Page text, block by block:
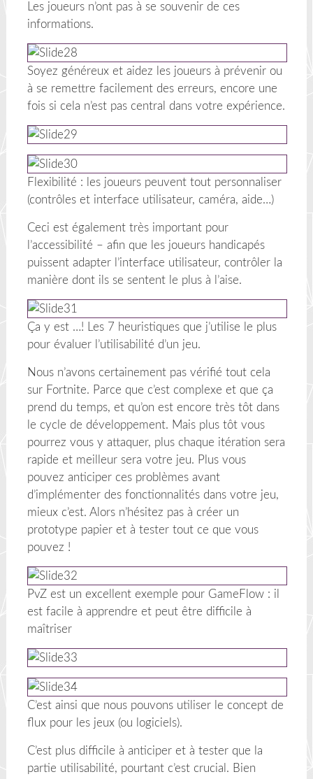
Les joueurs n’ont pas à se souvenir de ces
informations.
Soyez généreux et aidez les joueurs à prévenir ou
à se remettre facilement des erreurs, encore une
fois si cela n’est pas central dans votre expérience.
Flexibilité : les joueurs peuvent tout personnaliser
(contrôles et interface utilisateur, caméra, aide…)
Ceci est également très important pour
l’accessibilité – afin que les joueurs handicapés
puissent adapter l’interface utilisateur, contrôler la
manière dont ils se sentent le plus à l’aise.
Ça y est …! Les 7 heuristiques que j’utilise le plus
pour évaluer l’utilisabilité d’un jeu.
Nous n’avons certainement pas vérifié tout cela
sur Fortnite. Parce que c’est complexe et que ça
prend du temps, et qu’on est encore très tôt dans
le cycle de développement. Mais plus tôt vous
pourrez vous y attaquer, plus chaque itération sera
rapide et meilleur sera votre jeu. Plus vous
pouvez anticiper ces problèmes avant
d’implémenter des fonctionnalités dans votre jeu,
mieux c’est. Alors n’hésitez pas à créer un
prototype papier et à tester tout ce que vous
pouvez !
PvZ est un excellent exemple pour GameFlow : il
est facile à apprendre et peut être difficile à
maîtriser
C’est ainsi que nous pouvons utiliser le concept de
flux pour les jeux (ou logiciels).
C’est plus difficile à anticiper et à tester que la
partie utilisabilité, pourtant c’est crucial. Bien